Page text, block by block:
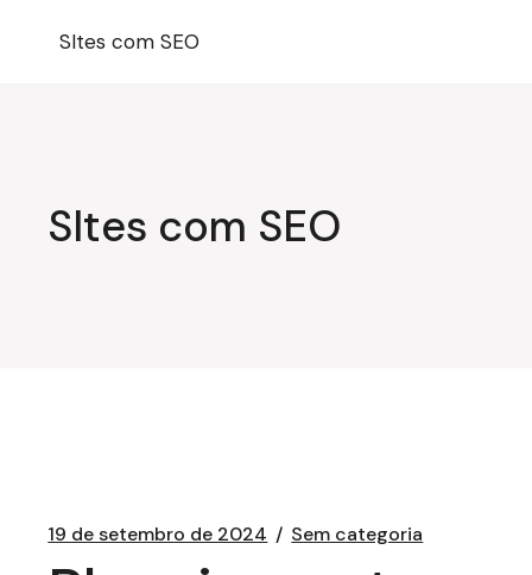
SItes com SEO
SItes com SEO
19 de setembro de 2024 Sem categoria